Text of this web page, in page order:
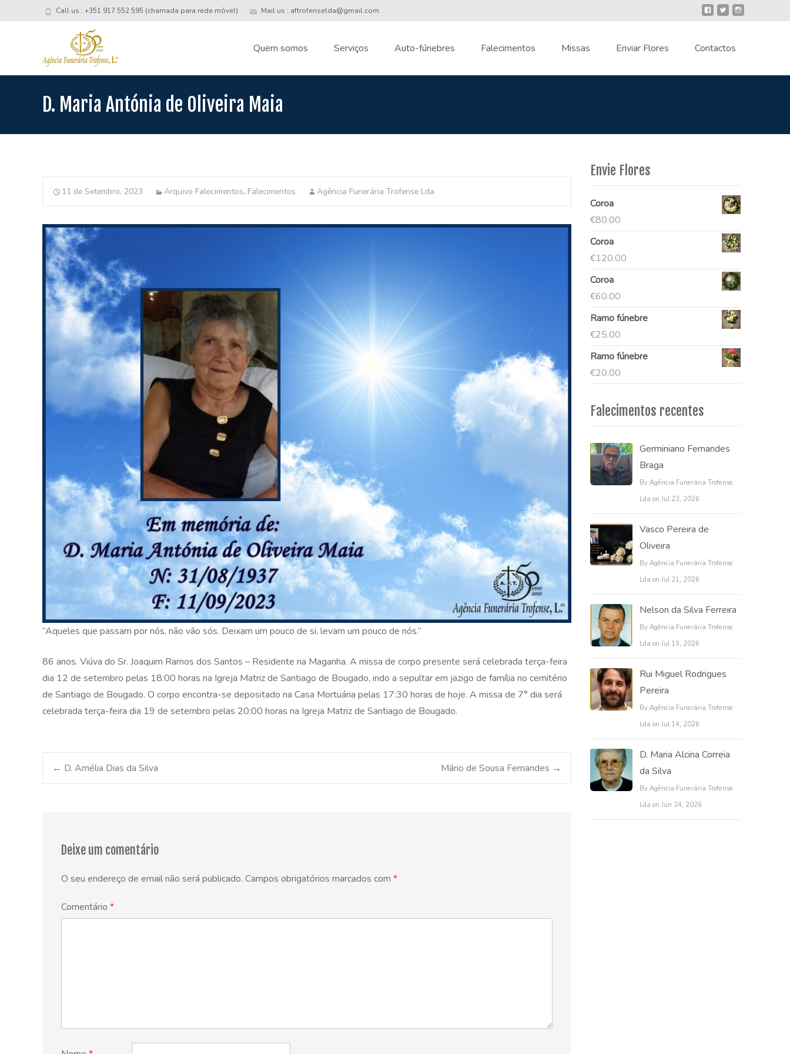
Call us : +351 917 552 595 (chamada para rede móvel) Mail us : aftrofenselda@gmail.com
Quem somos Serviços Auto-fúnebres Falecimentos Missas Enviar Flores Contactos
D. Maria Antónia de Oliveira Maia
11 de Setembro, 2023 Arquivo Falecimentos, Falecimentos Agência Funerária Trofense Lda
“Aqueles que passam por nós, não vão sós. Deixam um pouco de si, levam um pouco de nós.”
86 anos. Viúva do Sr. Joaquim Ramos dos Santos – Residente na Maganha. A missa de corpo presente será celebrada terça-feira
dia 12 de setembro pelas 18:00 horas na Igreja Matriz de Santiago de Bougado, indo a sepultar em jazigo de família no cemitério
de Santiago de Bougado. O corpo encontra-se depositado na Casa Mortuária pelas 17:30 horas de hoje. A missa de 7° dia será
celebrada terça-feira dia 19 de setembro pelas 20:00 horas na Igreja Matriz de Santiago de Bougado.
Post
← D. Amélia Dias da Silva Mário de Sousa Fernandes →
Deixe um comentário
O seu endereço de email não será publicado. Campos obrigatórios marcados com *
Comentário *
Envie Flores
Coroa
€80.00
Coroa
€120.00
Coroa
€60.00
Ramo fúnebre
€25.00
Ramo fúnebre
€20.00
Falecimentos recentes
Germiniano Fernandes
Braga
By Agência Funerária Trofense
Lda on Jul 23, 2026
Vasco Pereira de
Oliveira
By Agência Funerária Trofense
Lda on Jul 21, 2026
Nelson da Silva Ferreira
By Agência Funerária Trofense
Lda on Jul 19, 2026
Rui Miguel Rodrigues
Pereira
By Agência Funerária Trofense
Lda on Jul 14, 2026
D. Maria Alcina Correia
da Silva
By Agência Funerária Trofense
Lda on Jun 24, 2026